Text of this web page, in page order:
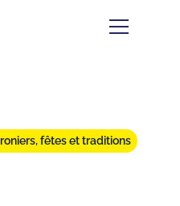
fêtes et traditions